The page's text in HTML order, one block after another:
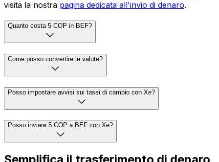
visita la nostra pagina dedicata all'invio di denaro.
Quanto costa 5 COP in BEF?
Come posso convertire le valute?
Posso impostare avvisi sui tassi di cambio con Xe?
Posso inviare 5 COP a BEF con Xe?